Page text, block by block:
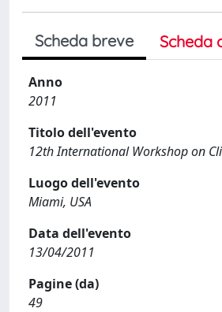
Scheda breve Scheda
Anno
2011
Titolo dell'evento
12th International Workshop on
Luogo dell'evento
Miami, USA
Data dell'evento
13/04/2011
Pagine (da)
49